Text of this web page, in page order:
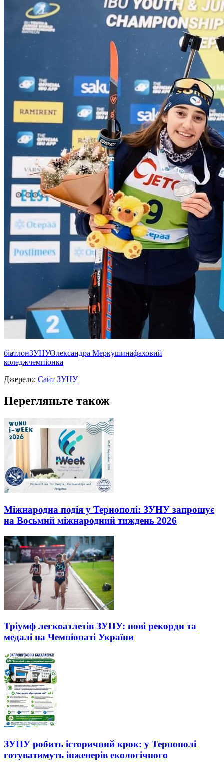
біатлонЗУНУОлександра Меркушинафаховий
коледжчемпіонка
Джерело: Сайт ЗУНУ
Перегляньте також
Міжнародна подія у Тернополі: ЗУНУ запрошує
на Восьмий міжнародний тиждень 2026
Тріумф легкоатлетів ЗУНУ: нові рекорди та
медалі на Чемпіонаті України
ЗУНУ робить історичний крок: у Тернополі
готуватимуть інженерів екологічного